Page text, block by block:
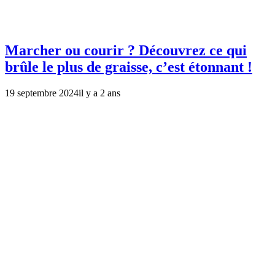
Marcher ou courir ? Découvrez ce qui
brûle le plus de graisse, c’est étonnant !
19 septembre 2024il y a 2 ans